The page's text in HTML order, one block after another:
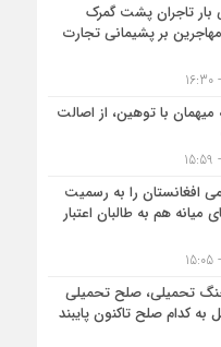
تاجران پشت گمرک
مهاجرین بر پشیمانی تجارت
با توهین، از اصالت
افغانستان را به رسمیت
هم به طالبان اعتبار
تحمیلی، صلح تحمیلی
به کدام صلح تاکنون پایبند